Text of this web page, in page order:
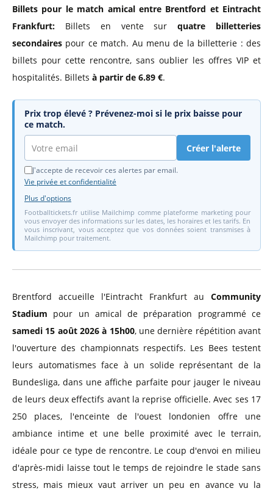
Billets pour le match amical entre Brentford et Eintracht
Frankfurt: Billets en vente surquatre billetteries
secondaires pour ce match. Au menu de la billetterie : des
billets pour cette rencontre, sans oublier les offres VIP et
hospitalités. Billets à partir de 6.89 €.
Prix trop élevé ? Prévenez-moi si le prix baisse pour
ce match.
Créer l'alerte
J'accepte de recevoir ces alertes par email.
Vie privée et confidentialité
Plus d'options
Footballtickets.fr utilise Mailchimp comme plateforme marketing pour
vous envoyer des informations sur les dates, les horaires et les tarifs. En
vous inscrivant, vous acceptez que vos données soient transmises à
Mailchimp pour traitement.
Brentford accueille l'Eintracht Frankfurt au Community
Stadium pour un amical de préparation programmé ce
samedi 15 août 2026 à 15h00, une dernière répétition avant
l'ouverture des championnats respectifs. Les Bees testent
leurs automatismes face à un solide représentant de la
Bundesliga, dans une affiche parfaite pour jauger le niveau
de leurs deux effectifs avant la reprise officielle. Avec ses 17
250 places, l'enceinte de l'ouest londonien offre une
ambiance intime et une belle proximité avec le terrain,
idéale pour ce type de rencontre. Le coup d'envoi en milieu
d'après-midi laisse tout le temps de rejoindre le stade sans
stress, mais mieux vaut arriver un peu en avance vu la